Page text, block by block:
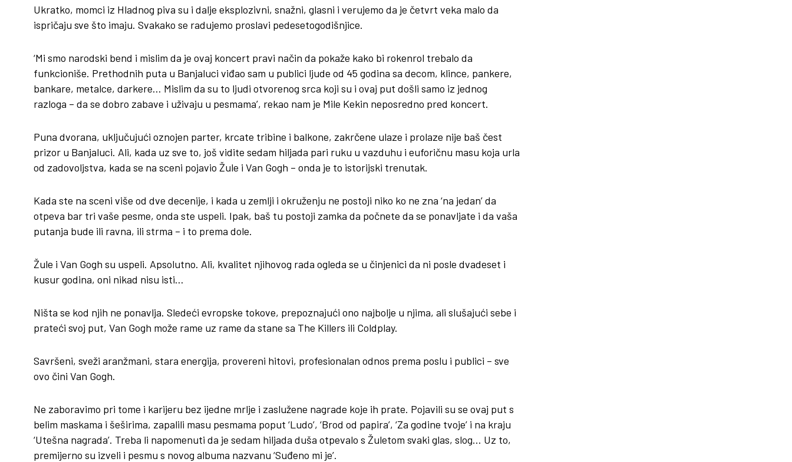
Ukratko, momci iz Hladnog piva su i dalje eksplozivni, snažni, glasni i verujemo da je četvrt veka malo da
ispričaju sve što imaju. Svakako se radujemo proslavi pedesetogodišnjice.
‘Mi smo narodski bend i mislim da je ovaj koncert pravi način da pokaže kako bi rokenrol trebalo da
funkcioniše. Prethodnih puta u Banjaluci viđao sam u publici ljude od 45 godina sa decom, klince, pankere,
bankare, metalce, darkere… Mislim da su to ljudi otvorenog srca koji su i ovaj put došli samo iz jednog
razloga – da se dobro zabave i uživaju u pesmama’, rekao nam je Mile Kekin neposredno pred koncert.
Puna dvorana, uključujući oznojen parter, krcate tribine i balkone, zakrčene ulaze i prolaze nije baš čest
prizor u Banjaluci. Ali, kada uz sve to, još vidite sedam hiljada pari ruku u vazduhu i euforičnu masu koja urla
od zadovoljstva, kada se na sceni pojavio Žule i Van Gogh – onda je to istorijski trenutak.
Kada ste na sceni više od dve decenije, i kada u zemlji i okruženju ne postoji niko ko ne zna ‘na jedan’ da
otpeva bar tri vaše pesme, onda ste uspeli. Ipak, baš tu postoji zamka da počnete da se ponavljate i da vaša
putanja bude ili ravna, ili strma – i to prema dole.
Žule i Van Gogh su uspeli. Apsolutno. Ali, kvalitet njihovog rada ogleda se u činjenici da ni posle dvadeset i
kusur godina, oni nikad nisu isti…
Ništa se kod njih ne ponavlja. Sledeći evropske tokove, prepoznajući ono najbolje u njima, ali slušajući sebe i
prateći svoj put, Van Gogh može rame uz rame da stane sa The Killers ili Coldplay.
Savršeni, sveži aranžmani, stara energija, provereni hitovi, profesionalan odnos prema poslu i publici – sve
ovo čini Van Gogh.
Ne zaboravimo pri tome i karijeru bez ijedne mrlje i zaslužene nagrade koje ih prate. Pojavili su se ovaj put s
belim maskama i šeširima, zapalili masu pesmama poput ‘Ludo’, ‘Brod od papira’, ‘Za godine tvoje’ i na kraju
‘Utešna nagrada’. Treba li napomenuti da je sedam hiljada duša otpevalo s Žuletom svaki glas, slog… Uz to,
premijerno su izveli i pesmu s novog albuma nazvanu ‘Suđeno mi je’.